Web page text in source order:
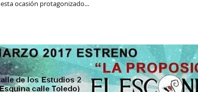
esta ocasión protagonizado...